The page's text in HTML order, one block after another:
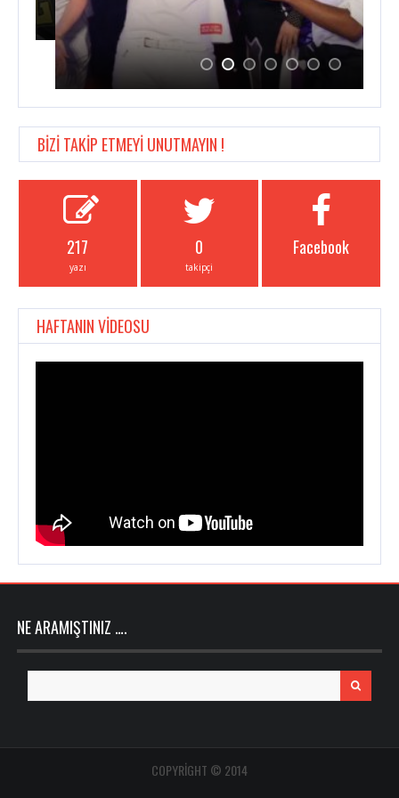
BİZİ TAKİP ETMEYİ UNUTMAYIN !
217
yazı
0
takipçi
Facebook
HAFTANIN VİDEOSU
NE ARAMIŞTINIZ ….
for:
COPYRIGHT © 2014